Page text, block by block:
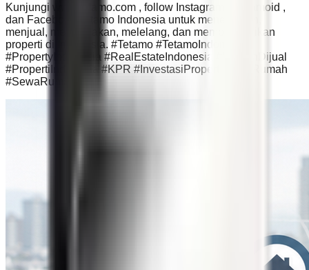
Kunjungi www.tetamo.com , follow Instagram @tetamoid ,
dan Facebook Tetamo Indonesia untuk menemukan,
menjual, menyewakan, melelang, dan mempromosikan
properti di Indonesia. #Tetamo #TetamoIndonesia
#PropertyIndonesia #RealEstateIndonesia #RumahDijual
#PropertiIndonesia #KPR #InvestasiProperti #JualRumah
#SewaRumah